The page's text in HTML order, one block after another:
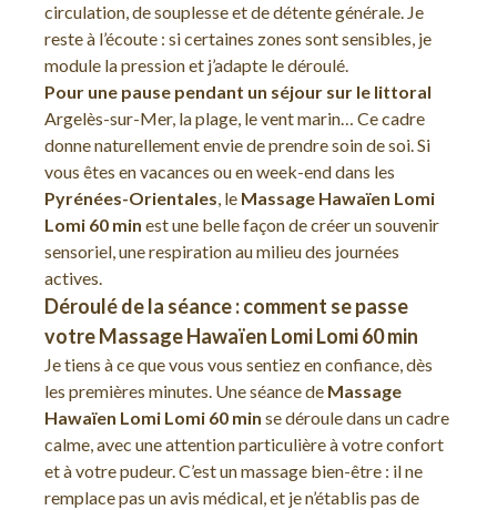
circulation, de souplesse et de détente générale. Je
reste à l’écoute : si certaines zones sont sensibles, je
module la pression et j’adapte le déroulé.
Pour une pause pendant un séjour sur le littoral
Argelès-sur-Mer, la plage, le vent marin… Ce cadre
donne naturellement envie de prendre soin de soi. Si
vous êtes en vacances ou en week-end dans les
Pyrénées-Orientales, le Massage Hawaïen Lomi
Lomi 60 min est une belle façon de créer un souvenir
sensoriel, une respiration au milieu des journées
actives.
Déroulé de la séance : comment se passe
votre Massage Hawaïen Lomi Lomi 60 min
Je tiens à ce que vous vous sentiez en confiance, dès
les premières minutes. Une séance de Massage
Hawaïen Lomi Lomi 60 min se déroule dans un cadre
calme, avec une attention particulière à votre confort
et à votre pudeur. C’est un massage bien-être : il ne
remplace pas un avis médical, et je n’établis pas de